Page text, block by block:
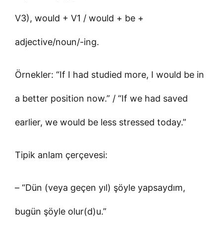
V3), would + V1 / would + be +
adjective/noun/-ing.
Örnekler: “If I had studied more, I would be in
a better position now.” / “If we had saved
earlier, we would be less stressed today.”
Tipik anlam çerçevesi:
– “Dün (veya geçen yıl) şöyle yapsaydım,
bugün şöyle olur(d)u.”